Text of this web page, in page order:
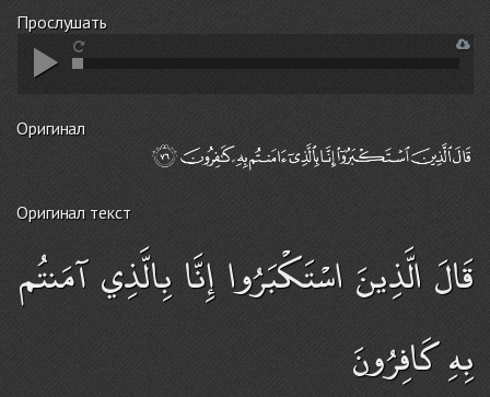
Прослушать
Оригинал
Оригинал текст
قَالَ الَّذِينَ اسْتَكْبَرُوا إِنَّا بِالَّذِي آمَنتُم
بِهِ كَافِرُونَ